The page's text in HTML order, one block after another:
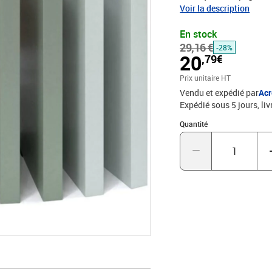
ACROPAQ, en
l'école, elles allient
Voir la description
En stock
29,16 € -28%
20,79€
Prix unitaire HT
Vendu et expédié par
Expédié sous 5 jours
Quantité
Quantité : 1